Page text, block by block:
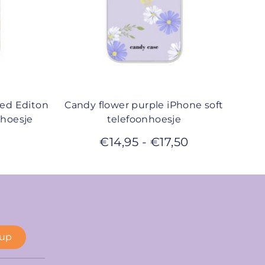
Editon
Candy flower purple iPhone soft
telefoonhoesje
€14,95 - €17,50